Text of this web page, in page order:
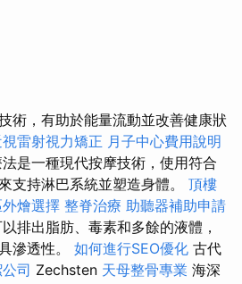
術，有助於能量流動並改善健康狀
雷射視力矯正 月子中心費用說明
是一種現代按摩技術，使用符合
支持淋巴系統並塑造身體。 頂樓
燴選擇 整脊治療 助聽器補助申請
排出脂肪、毒素和多餘的液體，
滲透性。 如何進行SEO優化 古代
司 Zechsten 天母整骨專業 海深